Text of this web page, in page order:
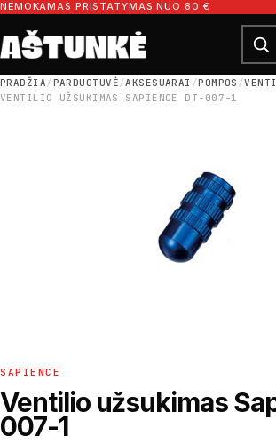
Pereiti prie turinio
NEMOKAMAS PRISTATYMAS NUO 80 €
Ieškoti dalių
Ieškoti
PRADŽIA/PARDUOTUVĖ/AKSESUARAI /POMPOS /
VENTILIO UŽSUKIMAS SAPIENCE DT-007-1
SAPIENCE
Ventilio užsukimas
007-1